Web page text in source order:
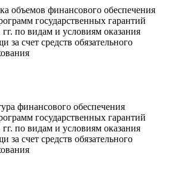
объемов финансового обеспечения
государственных гарантий
по видам и условиям оказания
счет средств обязательного
финансового обеспечения
государственных гарантий
по видам и условиям оказания
счет средств обязательного